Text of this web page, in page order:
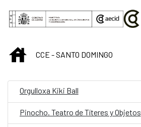
Saltar al contenido principal
INICIOCCE - SANTO DOMINGO
Orgulloxa Kiki Ball
Pinocho. Teatro de Títeres y Objetos